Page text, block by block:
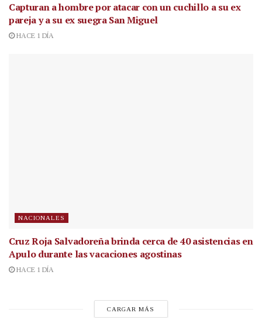
Capturan a hombre por atacar con un cuchillo a su ex
pareja y a su ex suegra San Miguel
HACE 1 DÍA
NACIONALES
Cruz Roja Salvadoreña brinda cerca de 40 asistencias en
Apulo durante las vacaciones agostinas
HACE 1 DÍA
CARGAR MÁS